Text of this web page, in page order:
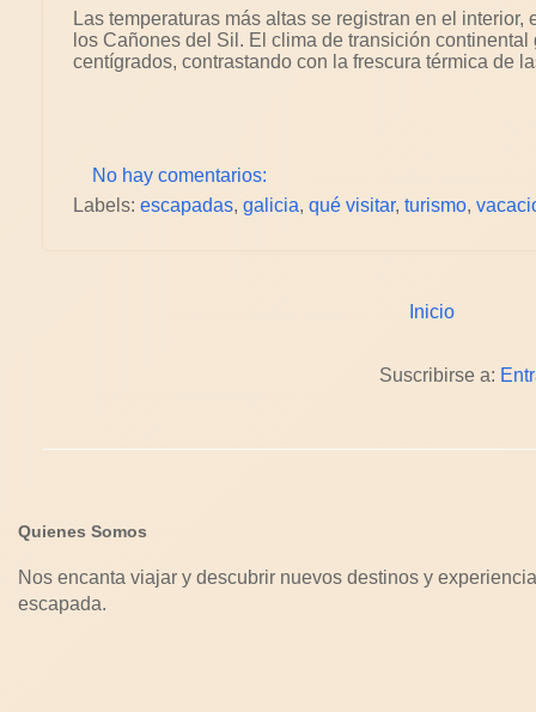
Las temperaturas más altas se registran en el
los Cañones del Sil. El clima de transición
centígrados, contrastando con la frescura térmica de
No hay comentarios:
Labels: escapadas, galicia, qué visitar, turismo,
Inicio
Suscribirse a:
Quienes Somos
Nos encanta viajar y descubrir nuevos destinos y
escapada.